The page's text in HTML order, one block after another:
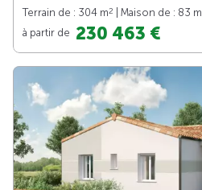
Terrain de : 304 m2 | Maison de : 83 m
à partir de 230 463 €